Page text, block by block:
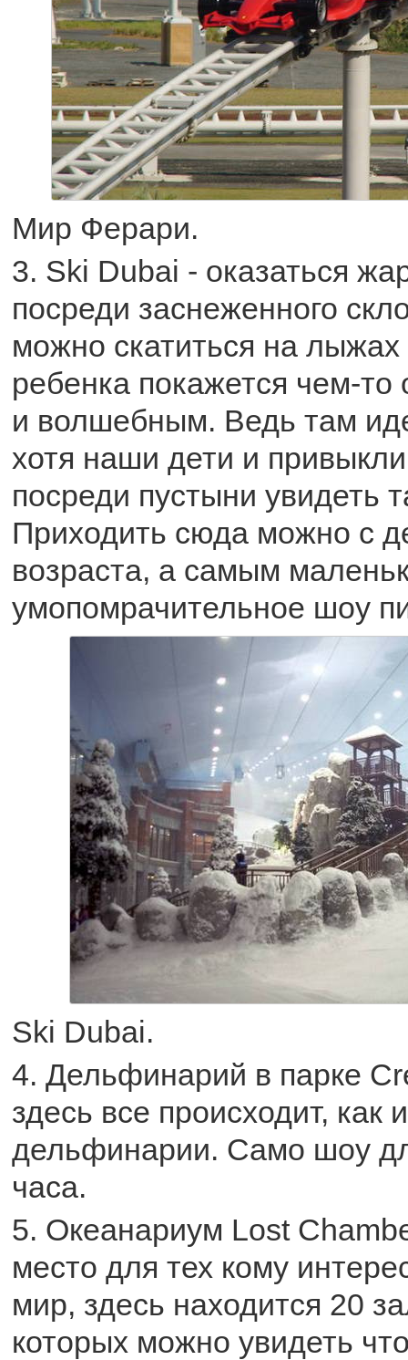
Мир Ферари.
3. Ski Dubai - оказаться
посреди заснеженного
можно скатиться на лыжах
ребенка покажется чем-
и волшебным. Ведь там
хотя наши дети и
посреди пустыни увидеть
Приходить сюда можно с
возраста, а самым
умопомрачительное шоу
Ski Dubai.
4. Дельфинарий в парке
здесь все происходит, как
дельфинарии. Само шоу
часа.
5. Океанариум Lost
место для тех кому
мир, здесь находится 20
которых можно увидеть